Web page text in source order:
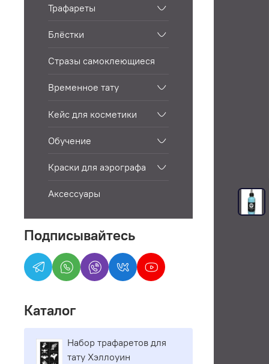
Трафареты
Блёстки
Стразы самоклеющиеся
Временное тату
Кейс для косметики
Обучение
Краски для аэрографа
Аксессуары
Подписывайтесь
Каталог
Набор трафаретов для
тату Хэллоуин